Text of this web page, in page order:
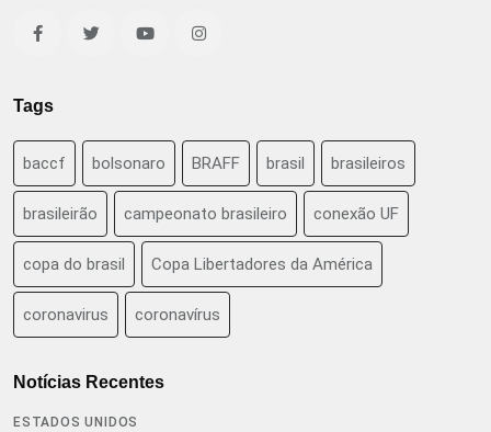
Tags
baccf bolsonaro BRAFF brasil brasileiros
brasileirão campeonato brasileiro conexão UF
copa do brasil Copa Libertadores da América
coronavirus coronavírus
Notícias Recentes
ESTADOS UNIDOS